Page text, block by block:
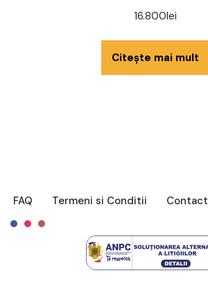
16.800lei
Citește mai mult
FAQ Termeni si Conditii Contact